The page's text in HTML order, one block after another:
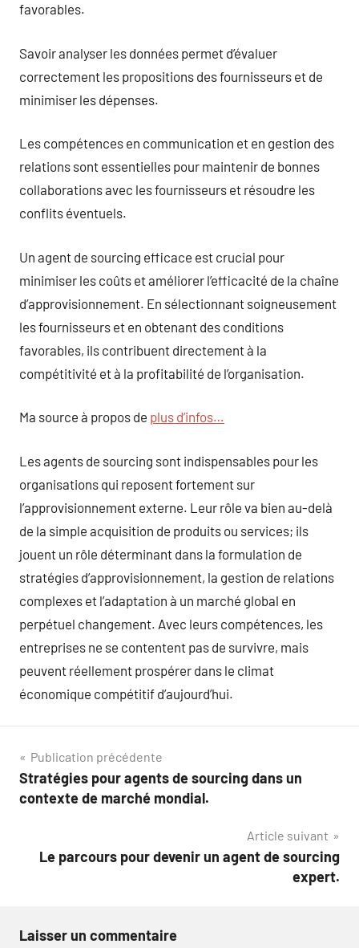
favorables.
Savoir analyser les données permet d’évaluer
correctement les propositions des fournisseurs et de
minimiser les dépenses.
Les compétences en communication et en gestion des
relations sont essentielles pour maintenir de bonnes
collaborations avec les fournisseurs et résoudre les
conflits éventuels.
Un agent de sourcing efficace est crucial pour
minimiser les coûts et améliorer l’efficacité de la chaîne
d’approvisionnement. En sélectionnant soigneusement
les fournisseurs et en obtenant des conditions
favorables, ils contribuent directement à la
compétitivité et à la profitabilité de l’organisation.
Ma source à propos de plus d’infos…
Les agents de sourcing sont indispensables pour les
organisations qui reposent fortement sur
l’approvisionnement externe. Leur rôle va bien au-delà
de la simple acquisition de produits ou services; ils
jouent un rôle déterminant dans la formulation de
stratégies d’approvisionnement, la gestion de relations
complexes et l’adaptation à un marché global en
perpétuel changement. Avec leurs compétences, les
entreprises ne se contentent pas de survivre, mais
peuvent réellement prospérer dans le climat
économique compétitif d’aujourd’hui.
Navigation
de
Publication précédente
Stratégies pour agents de sourcing dans un
contexte de marché mondial.
Article suivant
Le parcours pour devenir un agent de sourcing
expert.
Laisser un commentaire